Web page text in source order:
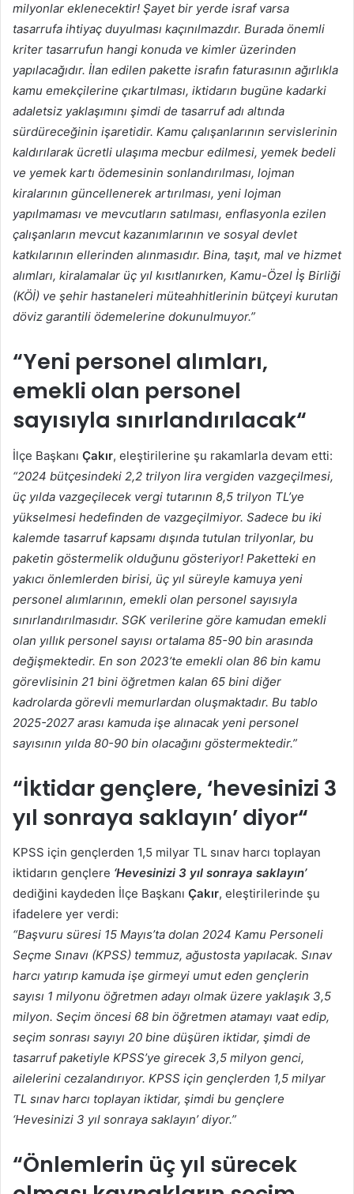
milyonlar eklenecektir! Şayet bir yerde israf varsa
tasarrufa ihtiyaç duyulması kaçınılmazdır. Burada önemli
kriter tasarrufun hangi konuda ve kimler üzerinden
yapılacağıdır. İlan edilen pakette israfın faturasının ağırlıkla
kamu emekçilerine çıkartılması, iktidarın bugüne kadarki
adaletsiz yaklaşımını şimdi de tasarruf adı altında
sürdüreceğinin işaretidir. Kamu çalışanlarının servislerinin
kaldırılarak ücretli ulaşıma mecbur edilmesi, yemek bedeli
ve yemek kartı ödemesinin sonlandırılması, lojman
kiralarının güncellenerek artırılması, yeni lojman
yapılmaması ve mevcutların satılması, enflasyonla ezilen
çalışanların mevcut kazanımlarının ve sosyal devlet
katkılarının ellerinden alınmasıdır. Bina, taşıt, mal ve hizmet
alımları, kiralamalar üç yıl kısıtlanırken, Kamu-Özel İş Birliği
(KÖİ) ve şehir hastaneleri müteahhitlerinin bütçeyi kurutan
döviz garantili ödemelerine dokunulmuyor.”
“Yeni personel alımları,
emekli olan personel
sayısıyla sınırlandırılacak“
İlçe Başkanı Çakır, eleştirilerine şu rakamlarla devam etti:
“2024 bütçesindeki 2,2 trilyon lira vergiden vazgeçilmesi,
üç yılda vazgeçilecek vergi tutarının 8,5 trilyon TL’ye
yükselmesi hedefinden de vazgeçilmiyor. Sadece bu iki
kalemde tasarruf kapsamı dışında tutulan trilyonlar, bu
paketin göstermelik olduğunu gösteriyor! Paketteki en
yakıcı önlemlerden birisi, üç yıl süreyle kamuya yeni
personel alımlarının, emekli olan personel sayısıyla
sınırlandırılmasıdır. SGK verilerine göre kamudan emekli
olan yıllık personel sayısı ortalama 85-90 bin arasında
değişmektedir. En son 2023’te emekli olan 86 bin kamu
görevlisinin 21 bini öğretmen kalan 65 bini diğer
kadrolarda görevli memurlardan oluşmaktadır. Bu tablo
2025-2027 arası kamuda işe alınacak yeni personel
sayısının yılda 80-90 bin olacağını göstermektedir.”
“İktidar gençlere, ‘hevesinizi 3
yıl sonraya saklayın’ diyor“
KPSS için gençlerden 1,5 milyar TL sınav harcı toplayan
iktidarın gençlere ‘Hevesinizi 3 yıl sonraya saklayın’
dediğini kaydeden İlçe Başkanı Çakır, eleştirilerinde şu
ifadelere yer verdi:
“Başvuru süresi 15 Mayıs’ta dolan 2024 Kamu Personeli
Seçme Sınavı (KPSS) temmuz, ağustosta yapılacak. Sınav
harcı yatırıp kamuda işe girmeyi umut eden gençlerin
sayısı 1 milyonu öğretmen adayı olmak üzere yaklaşık 3,5
milyon. Seçim öncesi 68 bin öğretmen atamayı vaat edip,
seçim sonrası sayıyı 20 bine düşüren iktidar, şimdi de
tasarruf paketiyle KPSS’ye girecek 3,5 milyon genci,
ailelerini cezalandırıyor. KPSS için gençlerden 1,5 milyar
TL sınav harcı toplayan iktidar, şimdi bu gençlere
‘Hevesinizi 3 yıl sonraya saklayın’ diyor.”
“Önlemlerin üç yıl sürecek